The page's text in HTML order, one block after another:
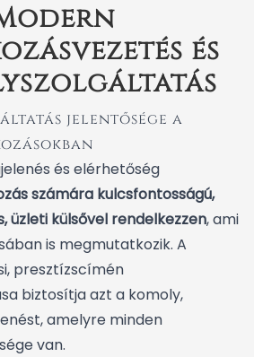
és
jelentősége a
és elérhetőség
számára kulcsfontosságú,
üzleti külsővel rendelkezzen, ami
is megmutatkozik. A
presztízscímén
biztosítja azt a komoly,
amelyre minden
van.